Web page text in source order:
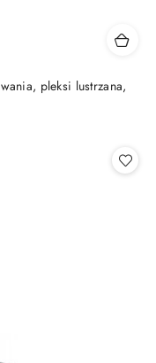
pleksi lustrzana,